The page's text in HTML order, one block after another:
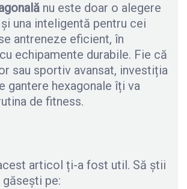
nu este doar o alegere
una inteligentă pentru cei
antreneze eficient, în
echipamente durabile. Fie că
sau sportiv avansat, investiția
gantere hexagonale îți va
de fitness.
articol ți-a fost util. Să știi
pe: